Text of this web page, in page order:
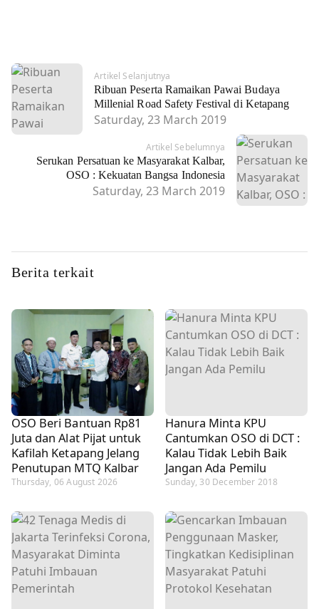
Artikel Selanjutnya
Ribuan Peserta Ramaikan Pawai Budaya
Millenial Road Safety Festival di Ketapang
Saturday, 23 March 2019
Artikel Sebelumnya
Serukan Persatuan ke Masyarakat Kalbar,
OSO : Kekuatan Bangsa Indonesia
Saturday, 23 March 2019
Berita terkait
OSO Beri Bantuan Rp81
Juta dan Alat Pijat untuk
Kafilah Ketapang Jelang
Penutupan MTQ Kalbar
Thursday, 06 August 2026
Hanura Minta KPU
Cantumkan OSO di DCT :
Kalau Tidak Lebih Baik
Jangan Ada Pemilu
Sunday, 30 December 2018